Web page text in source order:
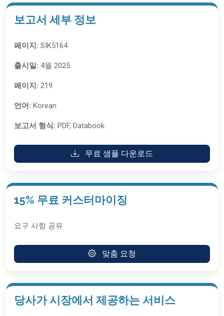
보고서 세부 정보
페이지: SIK5164
출시일: 4월 2025
페이지: 219
언어: Korean
보고서 형식: PDF, Databook
무료 샘플 다운로드
15% 무료 커스터마이징
요구 사항 공유
맞춤 요청
당사가 시장에서 제공하는 서비스